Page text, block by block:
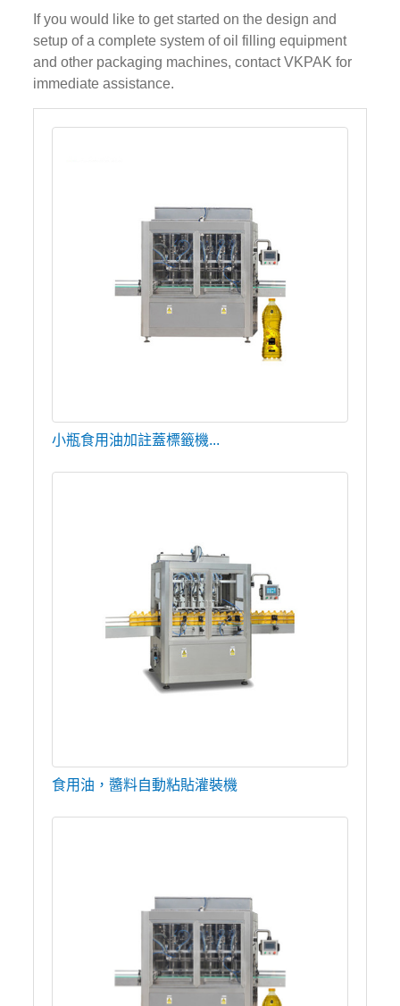
If you would like to get started on the design and
setup of a complete system of oil filling equipment
and other packaging machines, contact VKPAK for
immediate assistance.
小瓶食用油加註蓋標籤機...
食用油，醬料自動粘貼灌裝機